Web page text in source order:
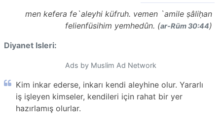
men kefera fe`aleyhi küfruh. vemen `amile ṣâliḥan
felienfüsihim yemhedûn. (ar-Rūm 30:44)
Diyanet Isleri:
Ads by Muslim Ad Network
Kim inkar ederse, inkarı kendi aleyhine olur. Yararlı
iş işleyen kimseler, kendileri için rahat bir yer
hazırlamış olurlar.